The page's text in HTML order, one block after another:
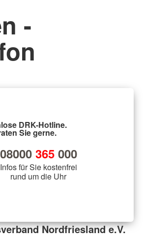
-
DRK-Hotline.
Sie gerne.
08000 365000
Infos für Sie kostenfrei
rund um die Uhr
Nordfriesland e.V.